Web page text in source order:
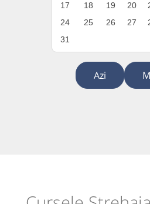
17
18 19 20
24
25 26 27
31
Azi